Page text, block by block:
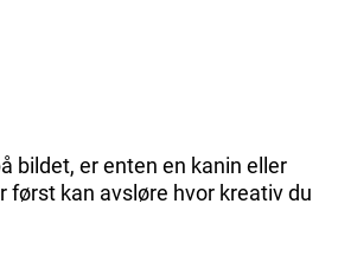
bildet, er enten en kanin eller
først kan avsløre hvor kreativ du